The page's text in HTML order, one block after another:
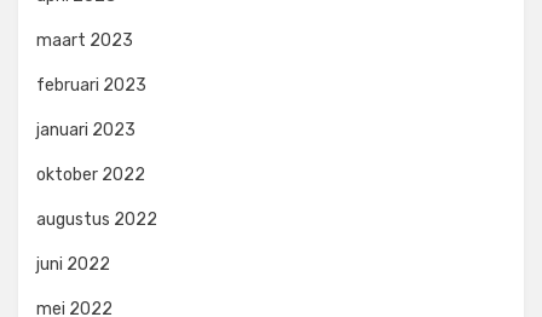
maart 2023
februari 2023
januari 2023
oktober 2022
augustus 2022
juni 2022
mei 2022